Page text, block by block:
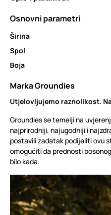
Osnovni parametri
Širina
Spol
Boja
Marka Groundies
Utjelovljujemo raznolikost.
Groundies se temelji na
najprirodniji, najugodniji i
postavili zadatak podijeliti ovu
omogućiti da prednosti
bilo kada.